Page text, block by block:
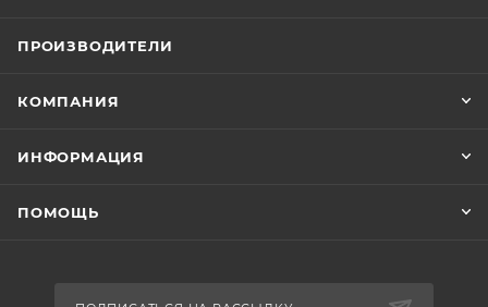
ПРОИЗВОДИТЕЛИ
КОМПАНИЯ
ИНФОРМАЦИЯ
ПОМОЩЬ